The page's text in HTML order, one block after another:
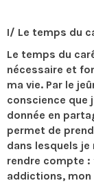
I/ Le temps du
Le temps du
nécessaire et
ma vie. Par le
conscience que
donnée en
permet de
dans lesquels je
rendre compte :
addictions, mon